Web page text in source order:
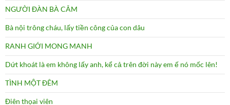
NGƯỜI ĐÀN BÀ CÂM
Bà nội trông cháu, lấy tiền công của con dâu
RANH GIỚI MONG MANH
Dứt khoát là em không lấy anh, kể cả trên đời này em ế nó mốc lên!
TÌNH MỘT ĐÊM
Điên thọai viên